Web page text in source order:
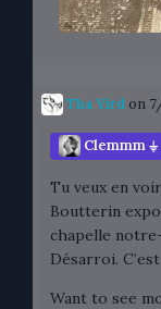
Tha Yird on
Clemmm ⏚
Tu veux en
Boutterin
chapelle
Désarroi.
Want to see